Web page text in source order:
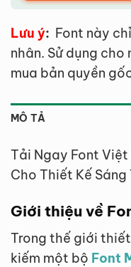
Lưu ý: Font này
nhân. Sử dụng
mua bản quyền
MÔ TẢ
Tải Ngay Font Việt
Cho Thiết Kế Sáng
Giới thiệu về
Trong thế giới
kiếm một bộ Font